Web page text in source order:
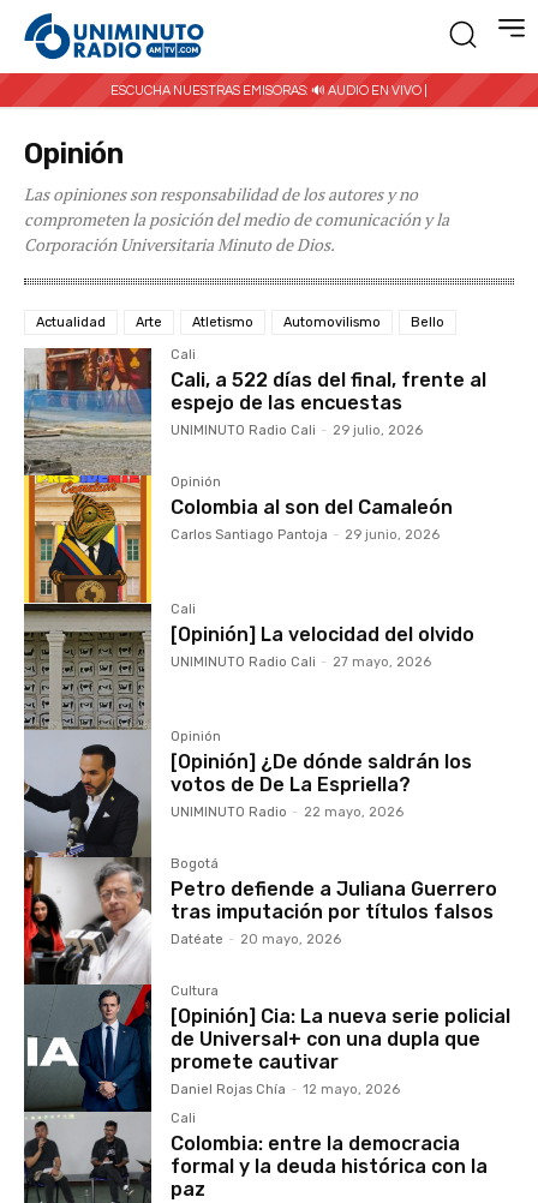
ESCUCHA NUESTRAS EMISORAS: 🔊 AUDIO EN VIVO |
Opinión
Las opiniones son responsabilidad de los autores y no
comprometen la posición del medio de comunicación y la
Corporación Universitaria Minuto de Dios.
Actualidad Arte Atletismo Automovilismo Bello
Cali
Cali, a 522 días del final, frente al
espejo de las encuestas
UNIMINUTO Radio Cali - 29 julio, 2026
Opinión
Colombia al son del Camaleón
Carlos Santiago Pantoja - 29 junio, 2026
Cali
[Opinión] La velocidad del olvido
UNIMINUTO Radio Cali - 27 mayo, 2026
Opinión
[Opinión] ¿De dónde saldrán los
votos de De La Espriella?
UNIMINUTO Radio - 22 mayo, 2026
Bogotá
Petro defiende a Juliana Guerrero
tras imputación por títulos falsos
Datéate - 20 mayo, 2026
Cultura
[Opinión] Cia: La nueva serie policial
de Universal+ con una dupla que
promete cautivar
Daniel Rojas Chía - 12 mayo, 2026
Cali
Colombia: entre la democracia
formal y la deuda histórica con la
paz